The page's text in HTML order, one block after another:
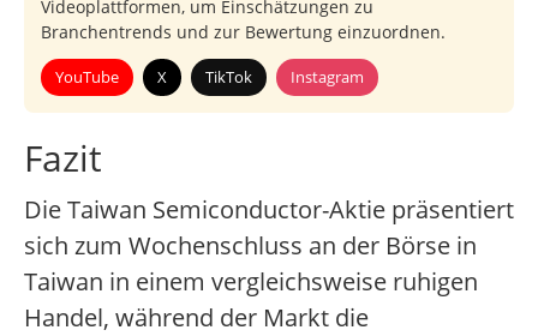
Videoplattformen, um Einschätzungen zu
Branchentrends und zur Bewertung einzuordnen.
YouTube X TikTok Instagram
Fazit
Die Taiwan Semiconductor-Aktie präsentiert
sich zum Wochenschluss an der Börse in
Taiwan in einem vergleichsweise ruhigen
Handel, während der Markt die